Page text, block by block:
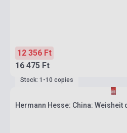
12 356 Ft
16 475 Ft
Stock: 1-10 copies
Hermann Hesse: China: Weisheit